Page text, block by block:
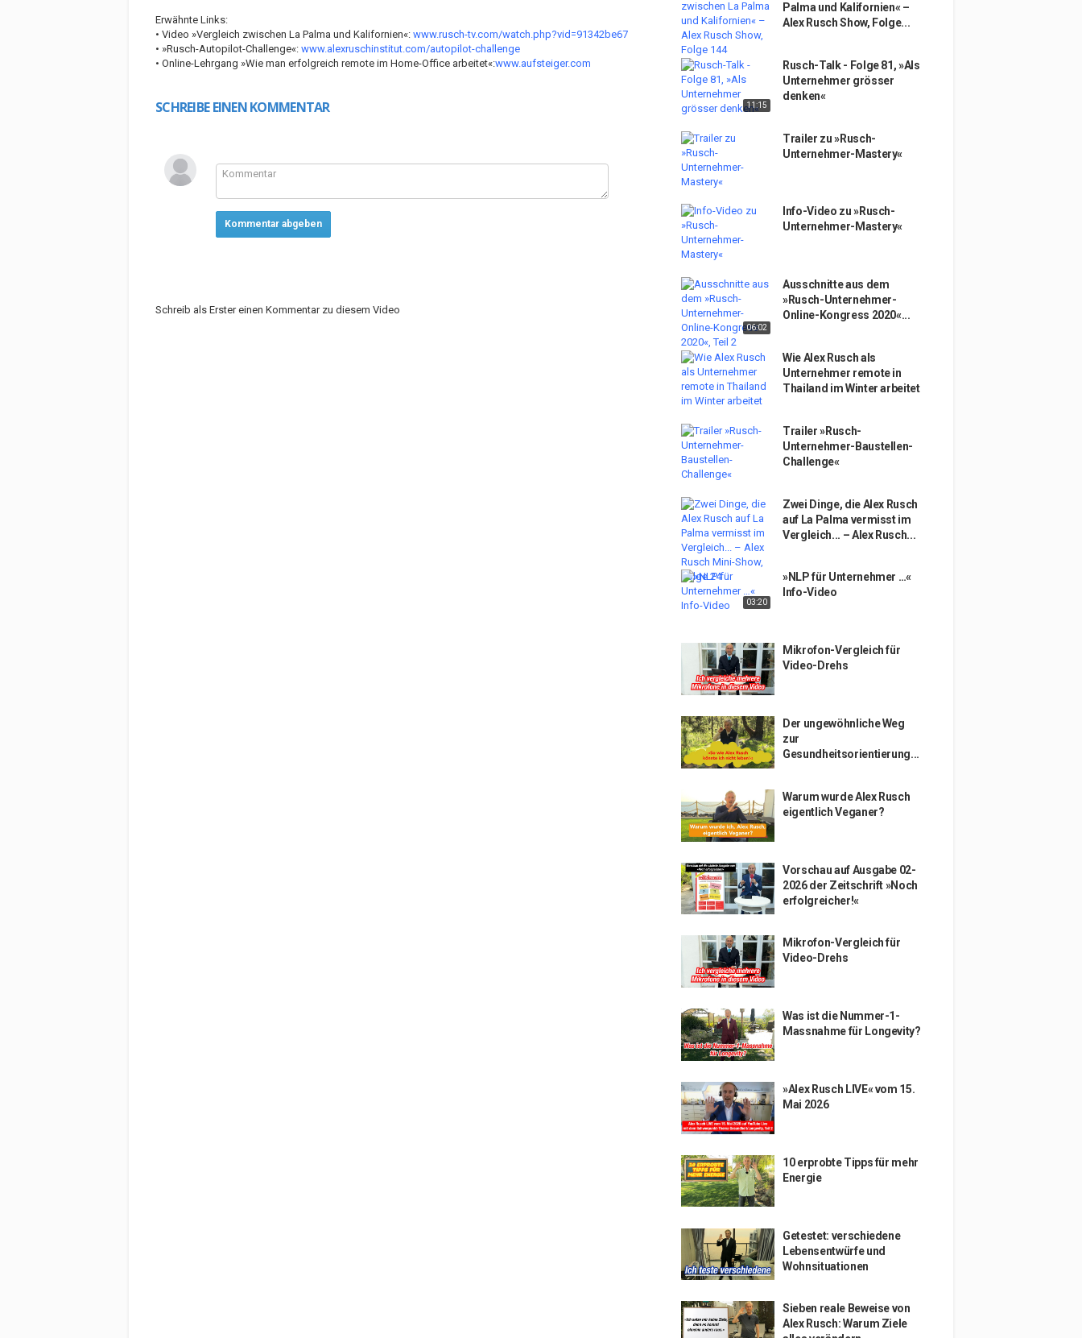
Erwähnte Links:
• Video »Vergleich zwischen La Palma und Kalifornien«: www.rusch-tv.com/watch.php?vid=91342be67
• »Rusch-Autopilot-Challenge«: www.alexruschinstitut.com/autopilot-challenge
• Online-Lehrgang »Wie man erfolgreich remote im Home-Office arbeitet«:www.aufsteiger.com
SCHREIBE EINEN KOMMENTAR
Kommentar abgeben
Schreib als Erster einen Kommentar zu diesem Video
Palma und Kalifornien« –
Alex Rusch Show, Folge...
11:15
Rusch-Talk - Folge 81, »Als
Unternehmer grösser
denken«
Trailer zu »Rusch-
Unternehmer-Mastery«
Info-Video zu »Rusch-
Unternehmer-Mastery«
06:02
Ausschnitte aus dem
»Rusch-Unternehmer-
Online-Kongress 2020«...
Wie Alex Rusch als
Unternehmer remote in
Thailand im Winter arbeitet
Trailer »Rusch-
Unternehmer-Baustellen-
Challenge«
Zwei Dinge, die Alex Rusch
auf La Palma vermisst im
Vergleich... – Alex Rusch...
03:20
»NLP für Unternehmer …«
Info-Video
Mikrofon-Vergleich für
Video-Drehs
Der ungewöhnliche Weg
zur
Gesundheitsorientierung...
Warum wurde Alex Rusch
eigentlich Veganer?
Vorschau auf Ausgabe 02-
2026 der Zeitschrift »Noch
erfolgreicher!«
Mikrofon-Vergleich für
Video-Drehs
Was ist die Nummer-1-
Massnahme für Longevity?
»Alex Rusch LIVE« vom 15.
Mai 2026
10 erprobte Tipps für mehr
Energie
Getestet: verschiedene
Lebensentwürfe und
Wohnsituationen
Sieben reale Beweise von
Alex Rusch: Warum Ziele